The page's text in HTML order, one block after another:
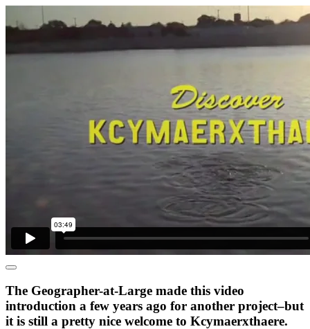
The Geographer-at-Large made this video
introduction a few years ago for another project–but
it is still a pretty nice welcome to Kcymaerxthaere.